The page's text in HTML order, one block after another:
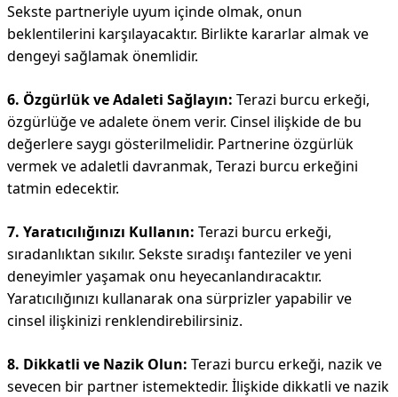
Sekste partneriyle uyum içinde olmak, onun
beklentilerini karşılayacaktır. Birlikte kararlar almak ve
dengeyi sağlamak önemlidir.
6. Özgürlük ve Adaleti Sağlayın: Terazi burcu erkeği,
özgürlüğe ve adalete önem verir. Cinsel ilişkide de bu
değerlere saygı gösterilmelidir. Partnerine özgürlük
vermek ve adaletli davranmak, Terazi burcu erkeğini
tatmin edecektir.
7. Yaratıcılığınızı Kullanın: Terazi burcu erkeği,
sıradanlıktan sıkılır. Sekste sıradışı fanteziler ve yeni
deneyimler yaşamak onu heyecanlandıracaktır.
Yaratıcılığınızı kullanarak ona sürprizler yapabilir ve
cinsel ilişkinizi renklendirebilirsiniz.
8. Dikkatli ve Nazik Olun: Terazi burcu erkeği, nazik ve
sevecen bir partner istemektedir. İlişkide dikkatli ve nazik